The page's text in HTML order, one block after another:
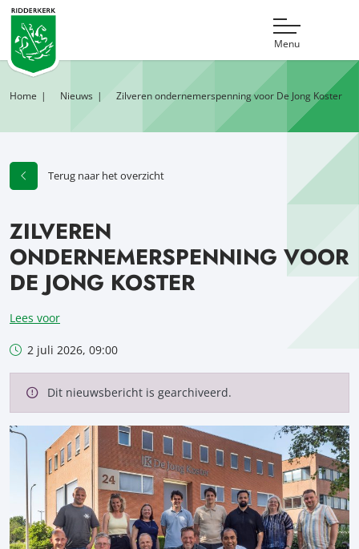
Menu
Home Nieuws Zilveren ondernemerspenning voor De Jong Koster
Terug naar het overzicht
ZILVEREN
ONDERNEMERSPENNING VOOR
DE JONG KOSTER
Lees voor
2 juli 2026, 09:00
Dit nieuwsbericht is gearchiveerd.